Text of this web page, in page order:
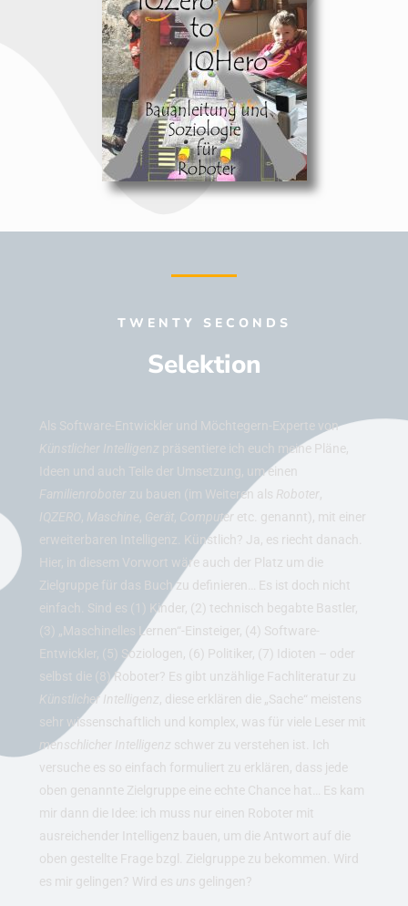
TWENTY SECONDS
Selektion
Als Software-Entwickler und Möchtegern-Experte von
Künstlicher Intelligenz präsentiere ich euch meine Pläne,
Ideen und auch Teile der Umsetzung, um einen
Familienroboter zu bauen (im Weiteren als Roboter,
IQZERO, Maschine, Gerät, Computer etc. genannt), mit einer
erweiterbaren Intelligenz. Künstlich? Ja, es riecht danach.
Hier, in diesem Vorwort wäre auch der Platz um die
Zielgruppe für das Buch zu definieren… Es ist doch nicht
einfach. Sind es (1) Kinder, (2) technisch begabte Bastler,
(3) „Maschinelles Lernen“-Einsteiger, (4) Software-
Entwickler, (5) Soziologen, (6) Politiker, (7) Idioten – oder
selbst die (8) Roboter? Es gibt unzählige Fachliteratur zu
Künstlicher Intelligenz, diese erklären die „Sache“ meistens
sehr wissenschaftlich und komplex, was für viele Leser mit
menschlicher Intelligenz schwer zu verstehen ist. Ich
versuche es so einfach formuliert zu erklären, dass jede
oben genannte Zielgruppe eine echte Chance hat… Es kam
mir dann die Idee: ich muss nur einen Roboter mit
ausreichender Intelligenz bauen, um die Antwort auf die
oben gestellte Frage bzgl. Zielgruppe zu bekommen. Wird
es mir gelingen? Wird es uns gelingen?